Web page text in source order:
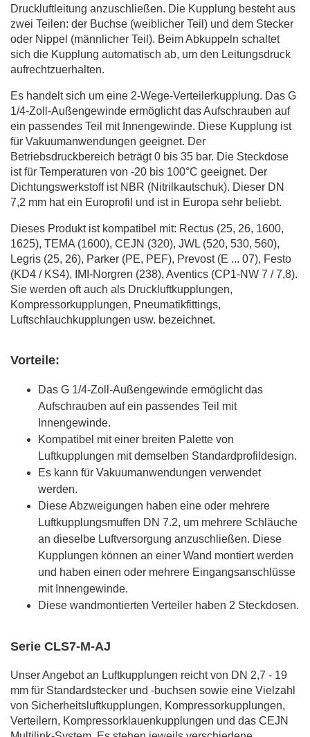
Druckluftleitung anzuschließen. Die Kupplung besteht aus
zwei Teilen: der Buchse (weiblicher Teil) und dem Stecker
oder Nippel (männlicher Teil). Beim Abkuppeln schaltet
sich die Kupplung automatisch ab, um den Leitungsdruck
aufrechtzuerhalten.
Es handelt sich um eine 2-Wege-Verteilerkupplung. Das G
1/4-Zoll-Außengewinde ermöglicht das Aufschrauben auf
ein passendes Teil mit Innengewinde. Diese Kupplung ist
für Vakuumanwendungen geeignet. Der
Betriebsdruckbereich beträgt 0 bis 35 bar. Die Steckdose
ist für Temperaturen von -20 bis 100°C geeignet. Der
Dichtungswerkstoff ist NBR (Nitrilkautschuk). Dieser DN
7,2 mm hat ein Europrofil und ist in Europa sehr beliebt.
Dieses Produkt ist kompatibel mit: Rectus (25, 26, 1600,
1625), TEMA (1600), CEJN (320), JWL (520, 530, 560),
Legris (25, 26), Parker (PE, PEF), Prevost (E ... 07), Festo
(KD4 / KS4), IMI-Norgren (238), Aventics (CP1-NW 7 / 7,8).
Sie werden oft auch als Druckluftkupplungen,
Kompressorkupplungen, Pneumatikfittings,
Luftschlauchkupplungen usw. bezeichnet.
Vorteile:
Das G 1/4-Zoll-Außengewinde ermöglicht das
Aufschrauben auf ein passendes Teil mit
Innengewinde.
Kompatibel mit einer breiten Palette von
Luftkupplungen mit demselben Standardprofildesign.
Es kann für Vakuumanwendungen verwendet
werden.
Diese Abzweigungen haben eine oder mehrere
Luftkupplungsmuffen DN 7.2, um mehrere Schläuche
an dieselbe Luftversorgung anzuschließen. Diese
Kupplungen können an einer Wand montiert werden
und haben einen oder mehrere Eingangsanschlüsse
mit Innengewinde.
Diese wandmontierten Verteiler haben 2 Steckdosen.
Serie CLS7-M-AJ
Unser Angebot an Luftkupplungen reicht von DN 2,7 - 19
mm für Standardstecker und -buchsen sowie eine Vielzahl
von Sicherheitsluftkupplungen, Kompressorkupplungen,
Verteilern, Kompressorklauenkupplungen und das CEJN